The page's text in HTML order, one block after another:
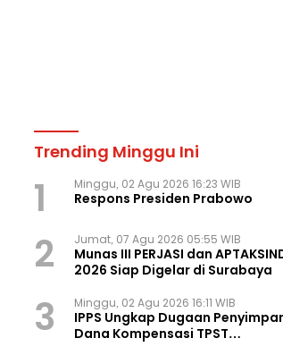
Trending Minggu Ini
1 Minggu, 02 Agu 2026 16:23 WIB
Respons Presiden Prabowo
2 Jumat, 07 Agu 2026 05:55 WIB
Munas III PERJASI dan
2026 Siap Digelar di Surabaya
3 Minggu, 02 Agu 2026 16:11 WIB
IPPS Ungkap Dugaan
Dana Kompensasi TPST